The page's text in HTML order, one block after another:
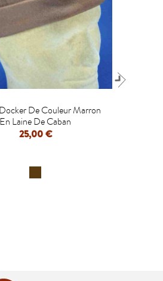
De Couleur Marron
En Laine De Caban
25,00 €
APERÇU RAPIDE